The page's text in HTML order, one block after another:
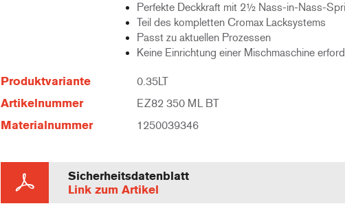
Perfekte Deckkraft mit 2½ Nass-in-Nass-
Teil des kompletten Cromax Lacksystems
Passt zu aktuellen Prozessen
Keine Einrichtung einer Mischmaschine
Produktvariante 0.35LT
Artikelnummer EZ82 350 ML BT
Materialnummer 1250039346
Sicherheitsdatenblatt
Link zum Artikel